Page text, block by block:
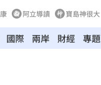
阿立導讀 寶島神很大
國際 兩岸 財經 專題